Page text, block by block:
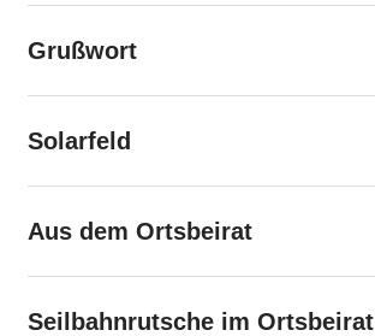
Grußwort
Solarfeld
Aus dem Ortsbeirat
Seilbahnrutsche im Ortsbeirat